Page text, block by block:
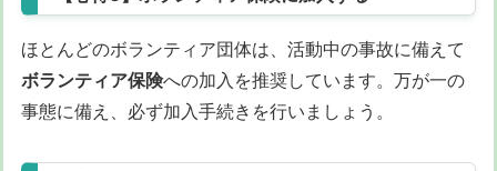
ほとんどのボランティア団体は、活動中の事故に備えて
ボランティア保険への加入を推奨しています。万が一の
事態に備え、必ず加入手続きを行いましょう。